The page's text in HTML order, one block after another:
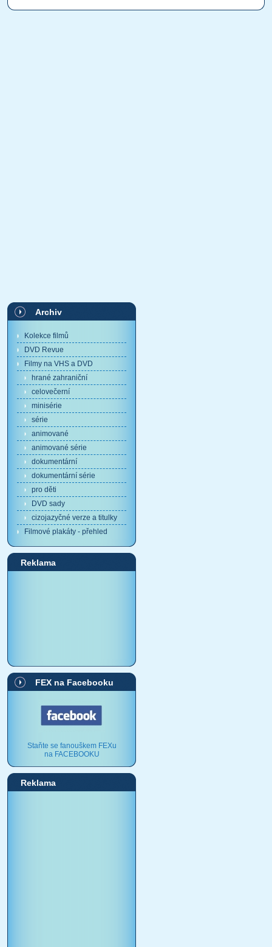
Archiv
Kolekce filmů
DVD Revue
Filmy na VHS a DVD
hrané zahraniční
celovečerní
minisérie
série
animované
animované série
dokumentární
dokumentární série
pro děti
DVD sady
cizojazyčné verze a titulky
Filmové plakáty - přehled
Reklama
FEX na Facebooku
Staňte se fanouškem FEXu
na FACEBOOKU
Reklama